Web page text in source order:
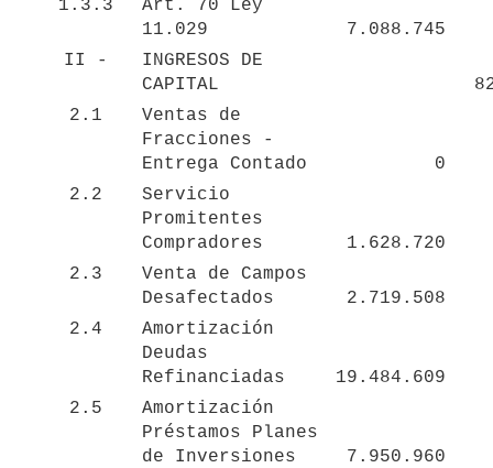
1.3.3
Art. 70 Ley
11.029
7.088.745
II -
INGRESOS DE
CAPITAL
2.1
Ventas de
Fracciones -
Entrega Contado
0
2.2
Servicio
Promitentes
Compradores
1.628.720
2.3
Venta de Campos
Desafectados
2.719.508
2.4
Amortización
Deudas
Refinanciadas
19.484.609
2.5
Amortización
Préstamos Planes
de Inversiones
7.950.960